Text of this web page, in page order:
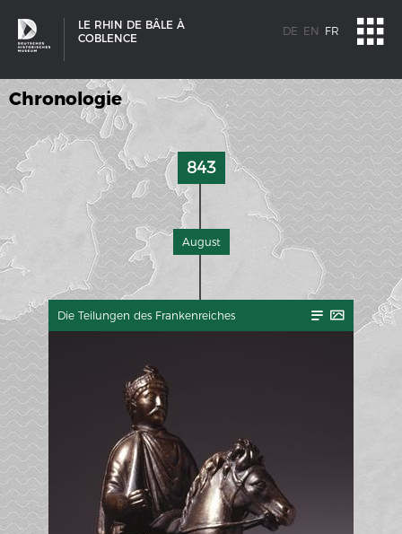
LE RHIN DE BÂLE À
COBLENCE
DE EN FR
Entwicklungen im europäischen Schiffbau
Chronologie
843
August
Die Teilungen des Frankenreiches